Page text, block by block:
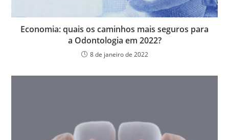
Economia: quais os caminhos mais seguros para
a Odontologia em 2022?
8 de janeiro de 2022